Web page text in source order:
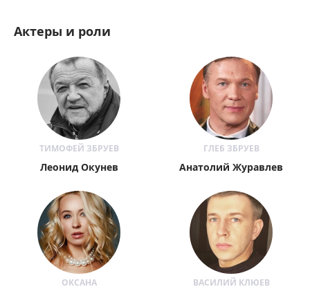
Актеры и роли
ТИМОФЕЙ ЗБРУЕВ
Леонид Окунев
ГЛЕБ ЗБРУЕВ
Анатолий Журавлев
ОКСАНА ВАСИЛИЙ КЛЮЕВ